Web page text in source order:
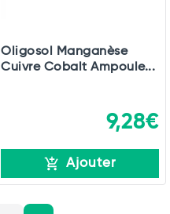
Oligosol Manganèse
Cuivre Cobalt Ampoule...
9,28€
Ajouter